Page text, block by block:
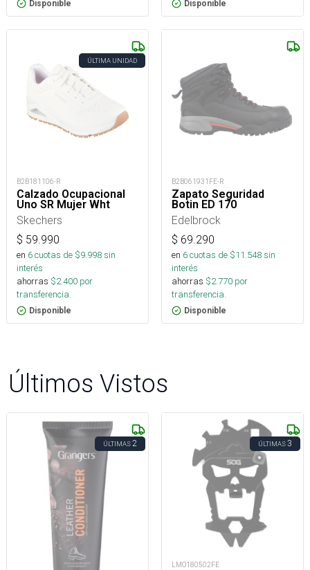
Disponible Disponible
ÚLTIMA UNIDAD
B2B181106-R
Calzado Ocupacional
Uno SR Mujer Wht
Skechers
$ 59.990
en 6cuotas de $9.998sin
interés
ahorras $2.400 por
transferencia.
Disponible
B2B061931FE-R
Zapato Seguridad
Botin ED 170
Edelbrock
$ 69.290
en 6cuotas de $11.548sin
interés
ahorras $2.770 por
transferencia.
Disponible
Últimos Vistos
ÚLTIMAS2 ÚLTIMAS3
LMO180502FE